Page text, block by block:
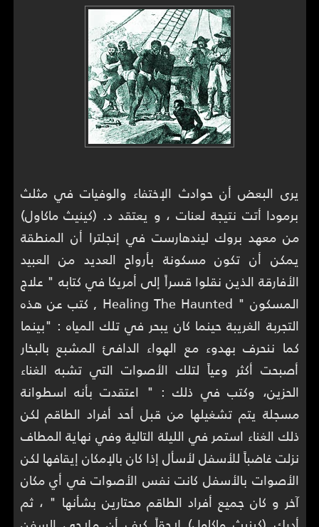
يرى البعض أن حوادث الإختفاء والوفيات في مثلث
برمودا أتت نتيجة لعنات ، و يعتقد د. (كينيث ماكاول)
من معهد بروك ليندهارست في إنجلترا أن المنطقة
يمكن أن تكون مسكونة بأرواح العديد من العبيد
الأفارقة الذين نقلوا قسراً إلى أمريكا في كتابه " علاج
المسكون " Healing The Haunted , كتب عن هذه
التجربة الغريبة حينما كان يبحر في تلك المياه : "بينما
كما ننحرف بهدوء مع الهواء الدافئ المشبع بالبخار
أصبحت أكثر وعياً لتلك الأصوات التي تشبه الغناء
الحزين، وكتب في ذلك : " اعتقدت بأنه اسطوانة
مسجلة يتم تشغيلها من قبل أحد أفراد الطاقم لكن
ذلك الغناء استمر في الليلة التالية وفي نهاية المطاف
نزلت غاضباً للأسفل لأسأل إذا كان بالإمكان إيقافها لكن
الأصوات بالأسفل كانت نفس الأصوات في أي مكان
آخر و كان جميع أفراد الطاقم محتارين بشأنها " ، ثم